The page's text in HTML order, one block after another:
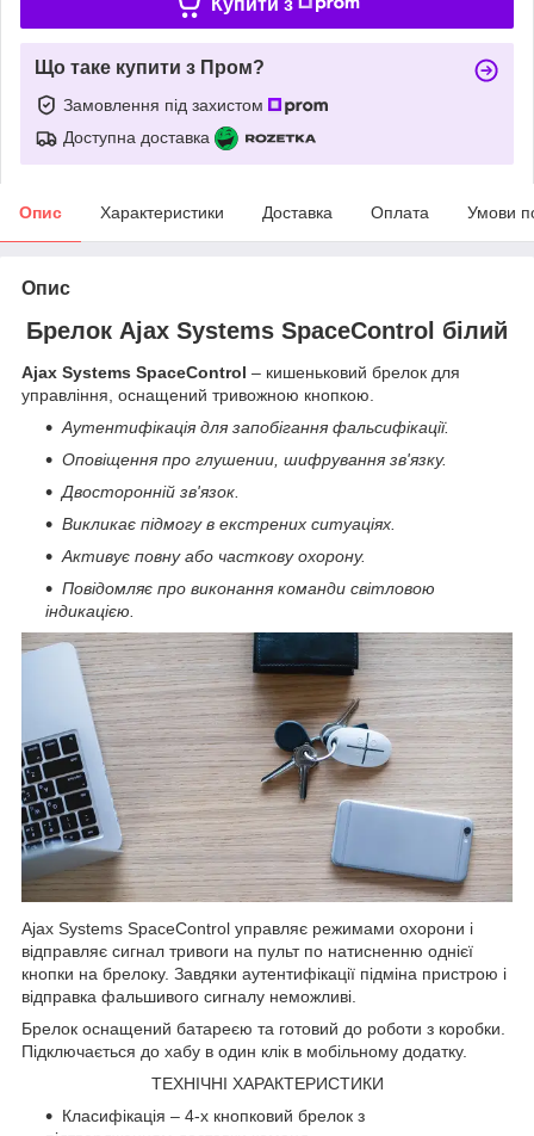
Що таке купити з Пром?
Замовлення під захистом
Доступна доставка
Опис Характеристики Доставка Оплата Умови
Опис
Брелок Ajax Systems SpaceControl білий
Ajax Systems SpaceControl – кишеньковий брелок для
управління, оснащений тривожною кнопкою.
Аутентифікація для запобігання фальсифікації.
Оповіщення про глушении, шифрування зв'язку.
Двосторонній зв'язок.
Викликає підмогу в екстрених ситуаціях.
Активує повну або часткову охорону.
Повідомляє про виконання команди світловою
індикацією.
Ajax Systems SpaceControl управляє режимами охорони і
відправляє сигнал тривоги на пульт по натисненню однієї
кнопки на брелоку. Завдяки аутентифікації підміна пристрою і
відправка фальшивого сигналу неможливі.
Брелок оснащений батареєю та готовий до роботи з коробки.
Підключається до хабу в один клік в мобільному додатку.
ТЕХНІЧНІ ХАРАКТЕРИСТИКИ
Класифікація – 4-х кнопковий брелок з